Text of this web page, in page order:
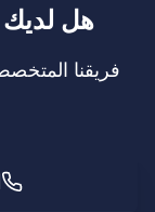
هل لديك
فريقنا